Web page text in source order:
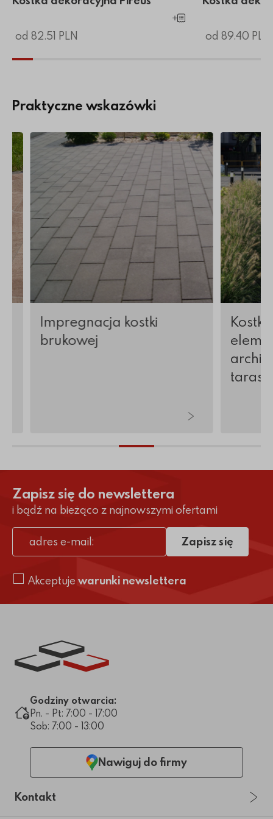
od 82.51 PLN
Dodaj do koszyka
od 89.40 PLN
Praktyczne wskazówki
producenta
Impregnacja kostki
brukowej
Więcej o Impregnacja kostki brukowej
tarasy
Więcej o
Zapisz się do newslettera
i bądź na bieżąco z najnowszymi ofertami
adres e-mail
Akceptuje warunki newslettera
Zapisz się
Link do strony głównej
Godziny otwarcia:
Pn. - Pt: 7:00 - 17:00
Sob: 7:00 - 13:00
Nawiguj do firmy
Kontakt